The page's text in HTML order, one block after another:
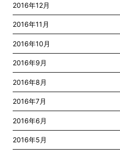
2016年12月
2016年11月
2016年10月
2016年9月
2016年8月
2016年7月
2016年6月
2016年5月